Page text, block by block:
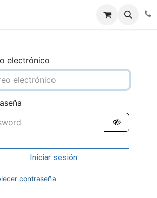
electrónico
Iniciar sesión
contraseña